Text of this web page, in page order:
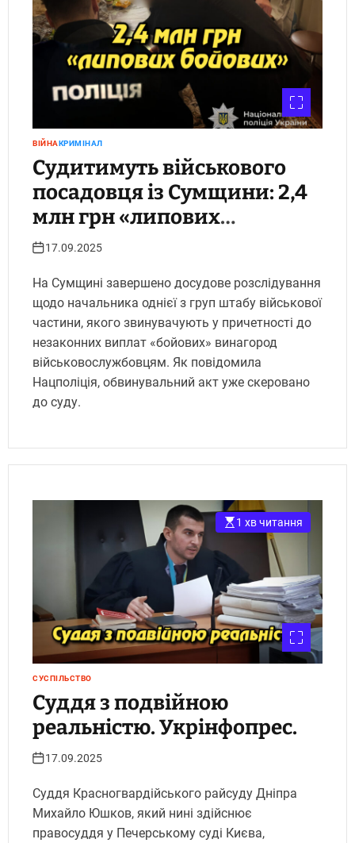
ВІЙНАКРИМІНАЛ
Судитимуть військового
посадовця із Сумщини: 2,4
млн грн «липових
бойових» для шістьох
17.09.2025
На Сумщині завершено досудове розслідування
щодо начальника однієї з груп штабу військової
частини, якого звинувачують у причетності до
незаконних виплат «бойових» винагород
військовослужбовцям. Як повідомила
Нацполіція, обвинувальний акт уже скеровано
до суду.
1 хв читання
СУСПІЛЬСТВО
Суддя з подвійною
реальністю. Укрінфопрес.
17.09.2025
Суддя Красногвардійського райсуду Дніпра
Михайло Юшков, який нині здійснює
правосуддя у Печерському суді Києва,